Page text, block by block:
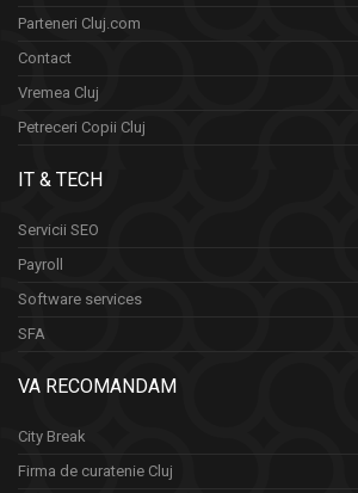
Parteneri Cluj.com
Contact
Vremea Cluj
Petreceri Copii Cluj
IT & TECH
Servicii SEO
Payroll
Software services
SFA
VA RECOMANDAM
City Break
Firma de curatenie Cluj